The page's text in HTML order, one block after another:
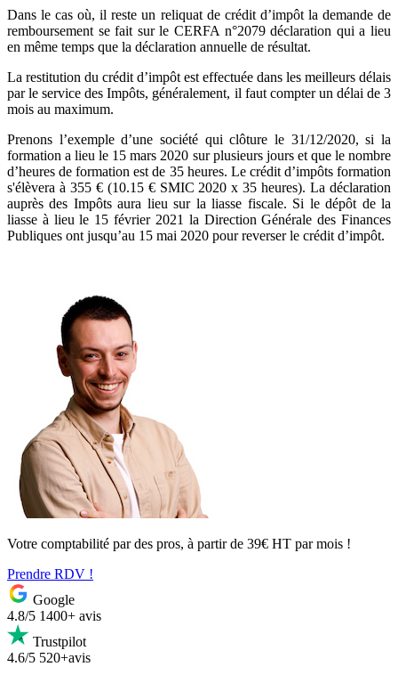
Dans le cas où, il reste un reliquat de crédit d’impôt la demande de
remboursement se fait sur le CERFA n°2079 déclaration qui a lieu
en même temps que la déclaration annuelle de résultat.
La restitution du crédit d’impôt est effectuée dans les meilleurs délais
par le service des Impôts, généralement, il faut compter un délai de 3
mois au maximum.
Prenons l’exemple d’une société qui clôture le 31/12/2020, si la
formation a lieu le 15 mars 2020 sur plusieurs jours et que le nombre
d’heures de formation est de 35 heures. Le crédit d’impôts formation
s'élèvera à 355 € (10.15 € SMIC 2020 x 35 heures). La déclaration
auprès des Impôts aura lieu sur la liasse fiscale. Si le dépôt de la
liasse à lieu le 15 février 2021 la Direction Générale des Finances
Publiques ont jusqu’au 15 mai 2020 pour reverser le crédit d’impôt.
Votre comptabilité par des pros, à partir de 39€ HT par mois !
Prendre RDV !
Google
4.8/5 1400+ avis
Trustpilot
4.6/5 520+avis